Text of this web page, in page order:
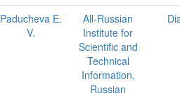
Paducheva E.
V.
All-Russian
Institute for
Scientific and
Technical
Information,
Russian